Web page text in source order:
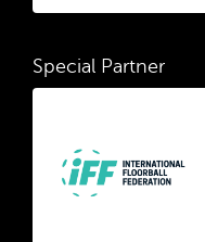
Special Partner